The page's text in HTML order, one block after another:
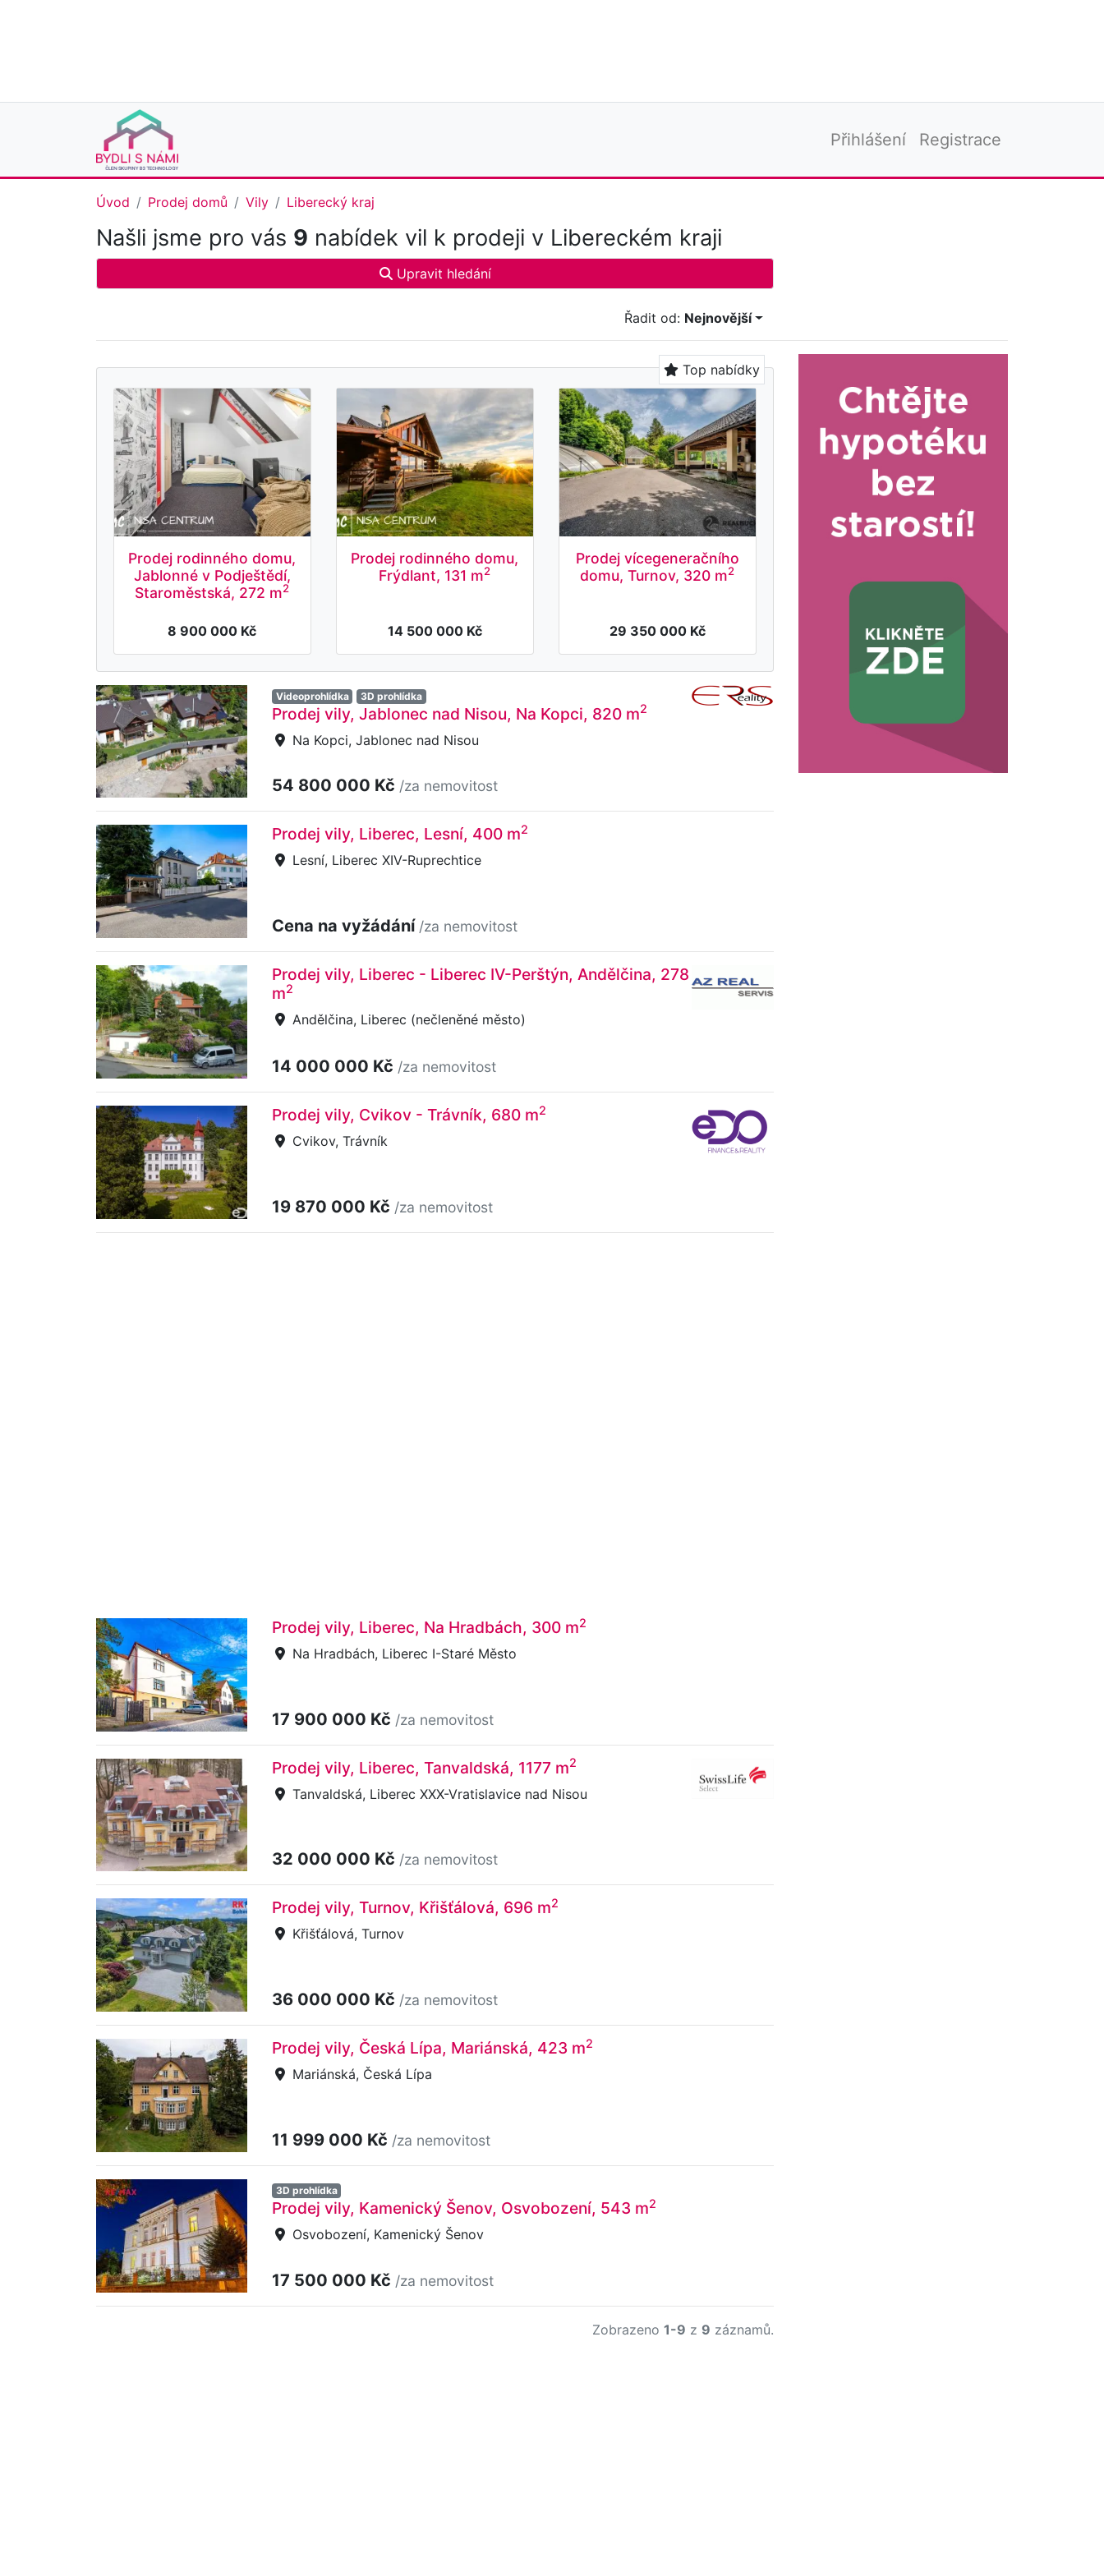
Přihlášení Registrace
Úvod Prodej domů Vily Liberecký kraj
Našli jsme pro vás 9 nabídek vil k prodeji v Libereckém kraji
Upravit hledání
Řadit od: Nejnovější
Top nabídky
Prodej rodinného domu,
Jablonné v Podještědí,
Staroměstská, 272 m2
8 900 000 Kč
Prodej rodinného domu,
Frýdlant, 131 m2
14 500 000 Kč
Prodej vícegeneračního
domu, Turnov, 320 m2
29 350 000 Kč
Videoprohlídka 3D prohlídka
Prodej vily, Jablonec nad Nisou, Na Kopci, 820 m2
Na Kopci, Jablonec nad Nisou
54 800 000 Kč /za nemovitost
Prodej vily, Liberec, Lesní, 400 m2
Lesní, Liberec XIV-Ruprechtice
Cena na vyžádání /za nemovitost
Prodej vily, Liberec - Liberec IV-Perštýn, Andělčina, 278
m2
Andělčina, Liberec (nečleněné město)
14 000 000 Kč /za nemovitost
Prodej vily, Cvikov - Trávník, 680 m2
Cvikov, Trávník
19 870 000 Kč /za nemovitost
Prodej vily, Liberec, Na Hradbách, 300 m2
Na Hradbách, Liberec I-Staré Město
17 900 000 Kč /za nemovitost
Prodej vily, Liberec, Tanvaldská, 1177 m2
Tanvaldská, Liberec XXX-Vratislavice nad Nisou
32 000 000 Kč /za nemovitost
Prodej vily, Turnov, Křišťálová, 696 m2
Křišťálová, Turnov
36 000 000 Kč /za nemovitost
Prodej vily, Česká Lípa, Mariánská, 423 m2
Mariánská, Česká Lípa
11 999 000 Kč /za nemovitost
3D prohlídka
Prodej vily, Kamenický Šenov, Osvobození, 543 m2
Osvobození, Kamenický Šenov
17 500 000 Kč /za nemovitost
Zobrazeno 1-9 z 9 záznamů.